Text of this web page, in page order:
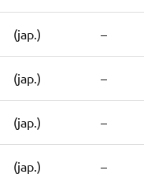
(jap.) –
(jap.) –
(jap.) –
(jap.) –